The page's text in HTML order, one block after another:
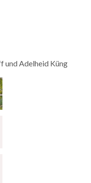
und Adelheid Küng